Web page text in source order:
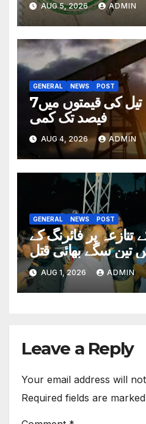
AUG 5, 2026 ADMIN
GENERAL NEWS POST
عالمی منڈی میں تیل کی قیمتوں میں7
فیصد تک کمی
AUG 4, 2026 ADMIN
GENERAL NEWS POST
پر فائرنگ کے
تین سگے بھائی قتل
AUG 1, 2026 ADMIN
Leave a Reply
Your email address will
Required fields are marked